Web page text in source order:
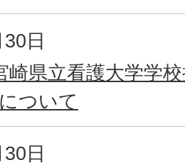
日
崎県立看護大学学
ついて
日